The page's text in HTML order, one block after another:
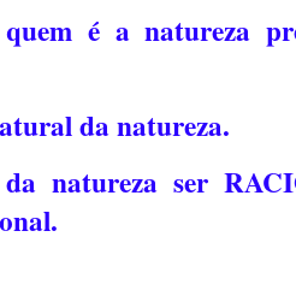
é a natureza
da natureza.
natureza ser